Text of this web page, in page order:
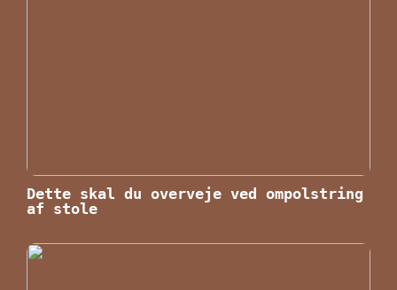
Dette skal du overveje ved ompolstring
af stole